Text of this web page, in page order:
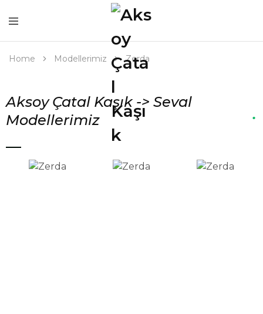
Home Modellerimiz Zerda
Aksoy Çatal Kaşık -> Seval
Modellerimiz
.